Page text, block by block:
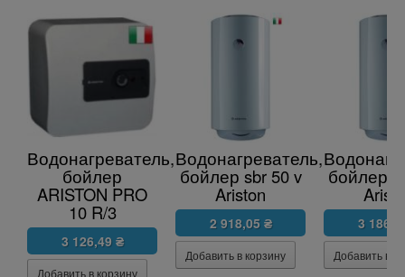
Водонагреватель,
бойлер
ARISTON PRO
10 R/3
3 126,49 ₴
Водонагреватель,
бойлер sbr 50 v
Ariston
2 918,05 ₴
бойлер
3